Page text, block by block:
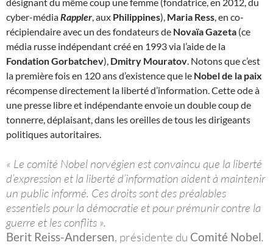
cyber-médiaRappler, aux Philippines), Maria Ress, en co-
récipiendaire avec un des fondateurs de Novaïa Gazeta (ce
média russe indépendant créé en 1993 via l’aide de la
Fondation Gorbatchev), Dmitry Mouratov. Notons que c’est
la première fois en 120 ans d’existence que le Nobel de la paix
récompense directement la liberté d’information. Cette ode à
une presse libre et indépendante envoie un double coup de
tonnerre, déplaisant, dans les oreilles de tous les dirigeants
politiques autoritaires.
« Le comité Nobel norvégien est convaincu que la liberté
d’expression et la liberté d’information aident à maintenir
un public informé. Ces droits sont des préalables
essentiels pour la démocratie et pour prémunir contre la
guerre et les conflits ».
Berit Reiss-Andersen, présidente du Comité Nobel.